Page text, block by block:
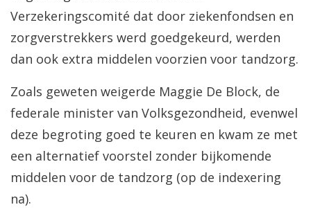
Verzekeringscomité dat door ziekenfondsen en
zorgverstrekkers werd goedgekeurd, werden
dan ook extra middelen voorzien voor tandzorg.
Zoals geweten weigerde Maggie De Block, de
federale minister van Volksgezondheid, evenwel
deze begroting goed te keuren en kwam ze met
een alternatief voorstel zonder bijkomende
middelen voor de tandzorg (op de indexering
na).